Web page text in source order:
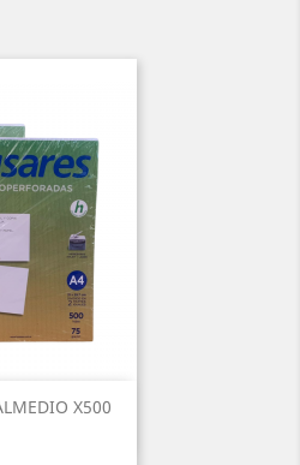
X500